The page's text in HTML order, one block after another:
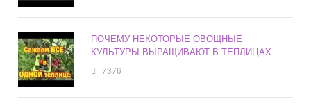
ПОЧЕМУ НЕКОТОРЫЕ ОВОЩНЫЕ
КУЛЬТУРЫ ВЫРАЩИВАЮТ В ТЕПЛИЦАХ
7376